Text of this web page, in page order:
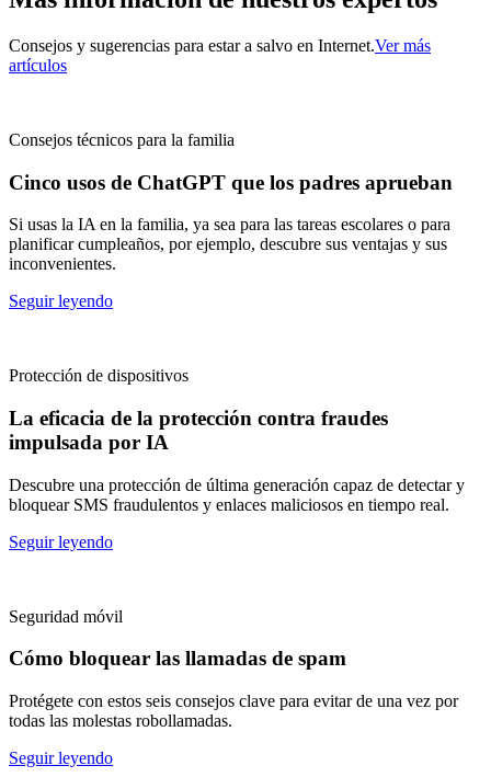
Consejos y sugerencias para estar a salvo en Internet.Ver más
artículos
Consejos técnicos para la familia
Cinco usos de ChatGPT que los padres aprueban
Si usas la IA en la familia, ya sea para las tareas escolares o para
planificar cumpleaños, por ejemplo, descubre sus ventajas y sus
inconvenientes.
Seguir leyendo
Protección de dispositivos
La eficacia de la protección contra fraudes
impulsada por IA
Descubre una protección de última generación capaz de detectar y
bloquear SMS fraudulentos y enlaces maliciosos en tiempo real.
Seguir leyendo
Seguridad móvil
Cómo bloquear las llamadas de spam
Protégete con estos seis consejos clave para evitar de una vez por
todas las molestas robollamadas.
Seguir leyendo